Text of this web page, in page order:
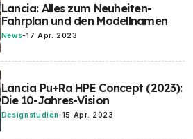
Lancia: Alles zum Neuheiten-
Fahrplan und den Modellnamen
News-17 Apr. 2023
Lancia Pu+Ra HPE Concept (2023):
Die 10-Jahres-Vision
Designstudien-15 Apr. 2023